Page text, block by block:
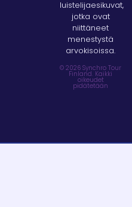
luistelijaesikuvat,
jotka ovat
niittäneet
menestystä
arvokisoissa.
© 2026 Synchro Tour
Finland. Kaikki
oikeudet
pidätetään